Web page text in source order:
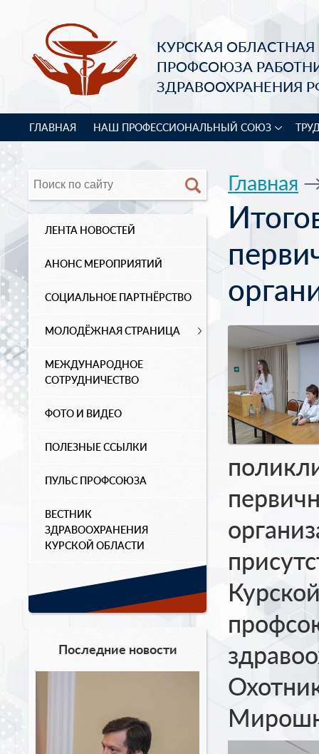
КУРСКАЯ
ПРОФСОЮЗА
ЗДРАВООХРАНЕНИЯ
ГЛАВНАЯ НАШ ПРОФЕССИОНАЛЬНЫЙ СОЮЗ
ЛЕНТА НОВОСТЕЙ
АНОНС МЕРОПРИЯТИЙ
СОЦИАЛЬНОЕ ПАРТНЁРСТВО
МОЛОДЁЖНАЯ СТРАНИЦА
МЕЖДУНАРОДНОЕ
СОТРУДНИЧЕСТВО
ФОТО И ВИДЕО
ПОЛЕЗНЫЕ ССЫЛКИ
ПУЛЬС ПРОФСОЮЗА
ВЕСТНИК
ЗДРАВООХРАНЕНИЯ
КУРСКОЙ ОБЛАСТИ
Последние новости
Главная